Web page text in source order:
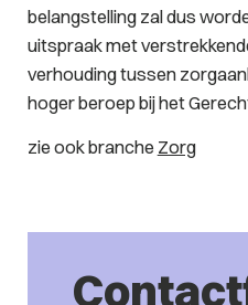
belangstelling zal dus
uitspraak met
verhouding tussen
hoger beroep bij het
zie ook branche Zorg